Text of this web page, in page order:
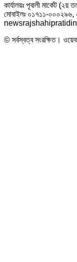
কার্যালয়ঃ পূবালী মার্কেট (২য়
মোবাইলঃ ০১৭১১-
© সর্বস্বত্ব সংরক্ষিত।